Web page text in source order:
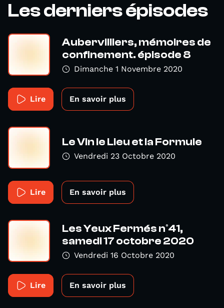
Les derniers épisodes
Aubervilliers, mémoires de
confinement. épisode 8
Dimanche 1 Novembre 2020
Lire En savoir plus
Le Vin le Lieu et la Formule
Vendredi 23 Octobre 2020
Lire En savoir plus
Les Yeux Fermés n°41,
samedi 17 octobre 2020
Vendredi 16 Octobre 2020
Lire En savoir plus